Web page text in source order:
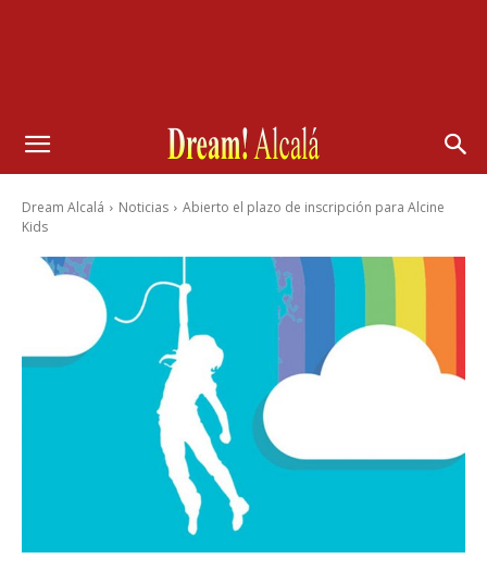
Dream Alcalá Noticias
Abierto el plazo de inscripción para Alcine
Kids